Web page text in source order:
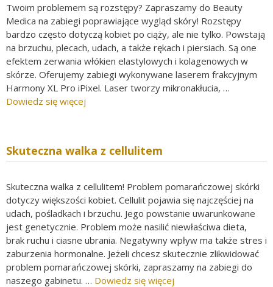
Twoim problemem są rozstępy? Zapraszamy do Beauty
Medica na zabiegi poprawiające wygląd skóry! Rozstępy
bardzo często dotyczą kobiet po ciąży, ale nie tylko. Powstają
na brzuchu, plecach, udach, a także rękach i piersiach. Są one
efektem zerwania włókien elastylowych i kolagenowych w
skórze. Oferujemy zabiegi wykonywane laserem frakcyjnym
Harmony XL Pro iPixel. Laser tworzy mikronakłucia, …
Dowiedz się więcej
Skuteczna walka z cellulitem
Skuteczna walka z cellulitem! Problem pomarańczowej skórki
dotyczy większości kobiet. Cellulit pojawia się najczęściej na
udach, pośladkach i brzuchu. Jego powstanie uwarunkowane
jest genetycznie. Problem może nasilić niewłaściwa dieta,
brak ruchu i ciasne ubrania. Negatywny wpływ ma także stres i
zaburzenia hormonalne. Jeżeli chcesz skutecznie zlikwidować
problem pomarańczowej skórki, zapraszamy na zabiegi do
naszego gabinetu. … Dowiedz się więcej